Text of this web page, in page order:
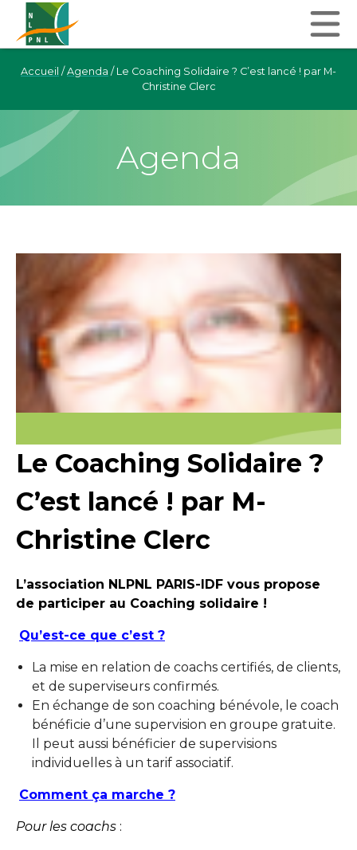
Accueil / Agenda / Le Coaching Solidaire ? C’est lancé ! par M-
Christine Clerc
Agenda
Le Coaching Solidaire ?
C’est lancé ! par M-
Christine Clerc
L’association NLPNL PARIS-IDF vous propose
de participer au Coaching solidaire !
Qu’est-ce que c’est ?
La mise en relation de coachs certifiés, de clients,
et de superviseurs confirmés.
En échange de son coaching bénévole, le coach
bénéficie d’une supervision en groupe gratuite.
Il peut aussi bénéficier de supervisions
individuelles à un tarif associatif.
Comment ça marche ?
Pour les coachs :